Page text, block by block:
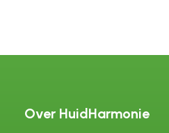
Over HuidHarmonie